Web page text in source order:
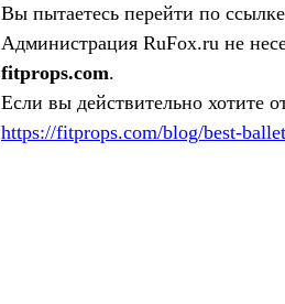
Вы пытаетесь перейти по
Администрация RuFox.ru не
fitprops.com.
Если вы действительно хотите
https://fitprops.com/blog/best-